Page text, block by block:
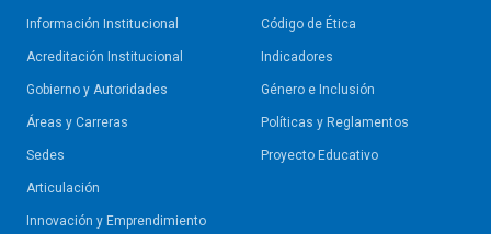
Información Institucional
Acreditación Institucional
Gobierno y Autoridades​
Áreas y Carreras
Sedes
Articulación
Innovación y Emprendimiento
Código de Ética
Indicadores
Género e Inclusión
Políticas y Reglamentos​
Proyecto Educativo